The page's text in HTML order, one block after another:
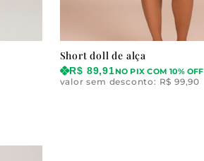
Short doll de alça
R$ 89,91NO PIX COM 10% OFF
valor sem desconto: R$ 99,90